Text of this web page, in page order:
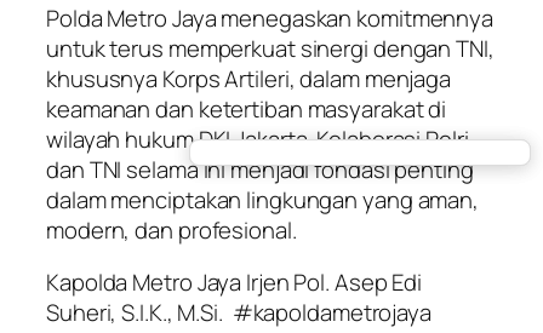
Polda Metro Jaya menegaskan komitmennya
untuk terus memperkuat sinergi dengan TNI,
khususnya Korps Artileri, dalam menjaga
keamanan dan ketertiban masyarakat di
wilayah hukum DKI Jakarta. Kolaborasi Polri
dan TNI selama ini menjadi fondasi penting
dalam menciptakan lingkungan yang aman,
modern, dan profesional.
Kapolda Metro Jaya Irjen Pol. Asep Edi
Suheri, S.I.K., M.Si. #kapoldametrojaya